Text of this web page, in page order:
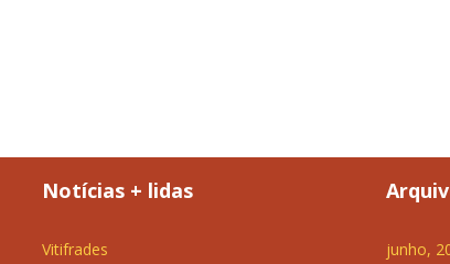
Notícias + lidas
Vitifrades junho,